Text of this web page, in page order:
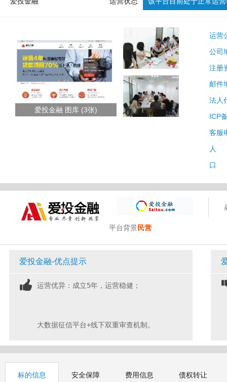
爱投金融 图库 (3张)
运营
公司
注册
邮件
法人
ICP
客服
人
口
平台背景民营
爱投金融-优点提示
大数据征信平台+线下双重审查机制。
标的信息 安全保障 费用信息 债权转让